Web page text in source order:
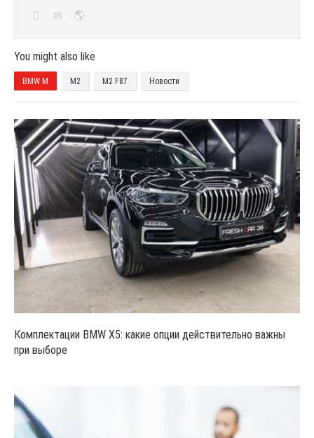
You might also like
BMW M M2 M2 F87 Новости
Комплектации BMW X5: какие опции действительно важны
при выборе